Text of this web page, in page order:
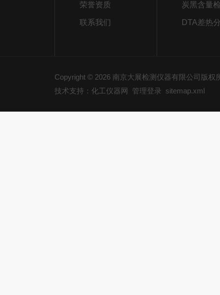
荣誉资质
联系我们
炭黑含量
DTA差热
Copyright © 2026 南京大展检测仪器有限公司版权
技术支持：化工仪器网
管理登录 sitemap.xml